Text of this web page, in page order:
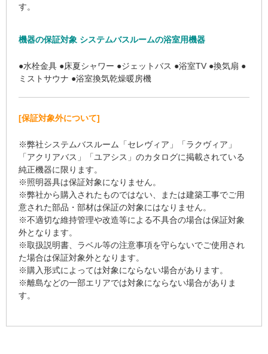
す。
機器の保証対象 システムバスルームの浴室用機器
●水栓金具 ●床夏シャワー ●ジェットバス ●浴室TV ●換気扇 ●
ミストサウナ ●浴室換気乾燥暖房機
[保証対象外について]
※弊社システムバスルーム「セレヴィア」「ラクヴィア」
「アクリアバス」「ユアシス」のカタログに掲載されている
純正機器に限ります。
※照明器具は保証対象になりません。
※弊社から購入されたものではない、または建築工事でご用
意された部品・部材は保証の対象にはなりません。
※不適切な維持管理や改造等による不具合の場合は保証対象
外となります。
※取扱説明書、ラベル等の注意事項を守らないでご使用され
た場合は保証対象外となります。
※購入形式によっては対象にならない場合があります。
※離島などの一部エリアでは対象にならない場合がありま
す。